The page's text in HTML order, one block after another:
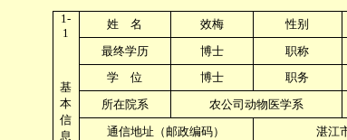
1-
1
基
本
信
息
姓 名 效梅 性别
最终学历
博士 职称
学 位
博士 职务
所在院系
农公司动物医学系
通信地址（邮政编码）
湛江